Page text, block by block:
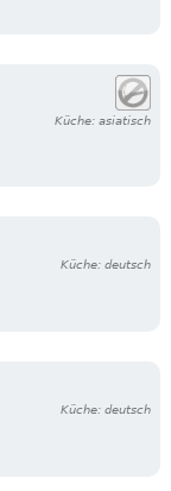
Küche: asiatisch
Küche: deutsch
Küche: deutsch